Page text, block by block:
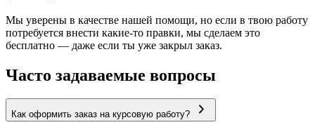
Мы уверены в качестве нашей помощи, но если в твою работу
потребуется внести какие-то правки, мы сделаем это
бесплатно — даже если ты уже закрыл заказ.
Часто задаваемые вопросы
Как оформить заказ на курсовую работу?